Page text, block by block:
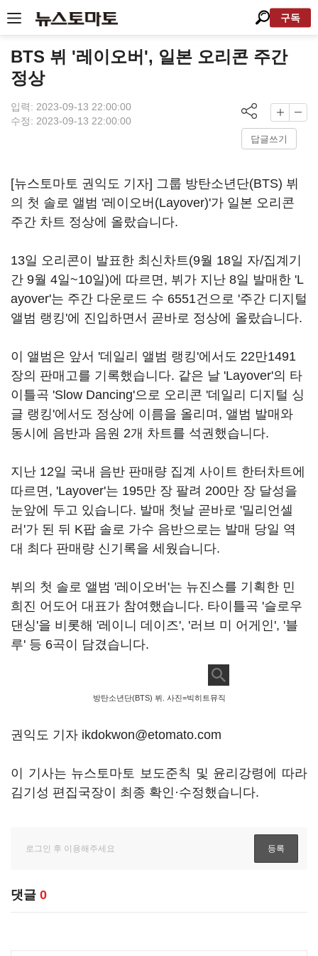
구독
BTS 뷔 '레이오버', 일본 오리콘 주간
정상
입력: 2023-09-13 22:00:00
수정: 2023-09-13 22:00:00
답글쓰기
[뉴스토마토 권익도 기자] 그룹 방탄소년단(BTS) 뷔
의 첫 솔로 앨범 '레이오버(Layover)'가 일본 오리콘
주간 차트 정상에 올랐습니다.
13일 오리콘이 발표한 최신차트(9월 18일 자/집계기
간 9월 4일~10일)에 따르면, 뷔가 지난 8일 발매한 'L
ayover'는 주간 다운로드 수 6551건으로 '주간 디지털
앨범 랭킹'에 진입하면서 곧바로 정상에 올랐습니다.
이 앨범은 앞서 '데일리 앨범 랭킹'에서도 22만1491
장의 판매고를 기록했습니다. 같은 날 'Layover'의 타
이틀곡 'Slow Dancing'으로 오리콘 '데일리 디지털 싱
글 랭킹'에서도 정상에 이름을 올리며, 앨범 발매와
동시에 음반과 음원 2개 차트를 석권했습니다.
지난 12일 국내 음반 판매량 집계 사이트 한터차트에
따르면, 'Layover'는 195만 장 팔려 200만 장 달성을
눈앞에 두고 있습니다. 발매 첫날 곧바로 '밀리언셀
러'가 된 뒤 K팝 솔로 가수 음반으로는 발매 당일 역
대 최다 판매량 신기록을 세웠습니다.
뷔의 첫 솔로 앨범 '레이오버'는 뉴진스를 기획한 민
희진 어도어 대표가 참여했습니다. 타이틀곡 '슬로우
댄싱'을 비롯해 '레이니 데이즈', '러브 미 어게인', '블
루' 등 6곡이 담겼습니다.
방탄소년단(BTS) 뷔. 사진=빅히트뮤직
권익도 기자 ikdokwon@etomato.com
이 기사는 뉴스토마토 보도준칙 및 윤리강령에 따라
김기성 편집국장이 최종 확인·수정했습니다.
댓글 0